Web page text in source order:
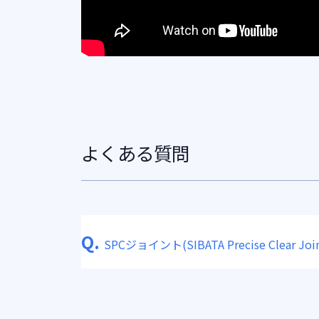
よくある質問
Q. SPCジョイント(SIBATA Precise Clear